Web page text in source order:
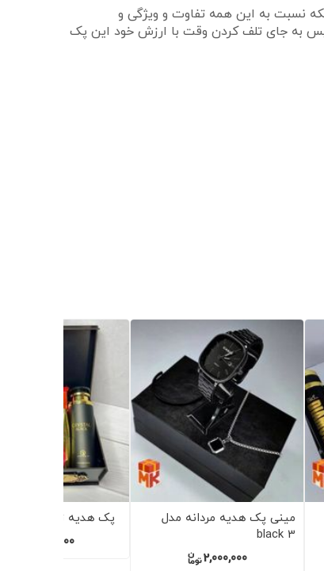
نسبت به این همه تفاوت و ویژگی و
به جای تلف کردن وقت با ارزش خود این پک
پک هدیه زنانه مدل Wooden
10
2,950,000
پک هدیه زنانه مدل White
2,950,000